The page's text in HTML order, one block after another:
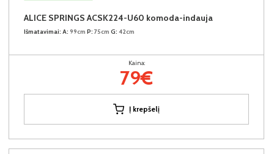
ALICE SPRINGS ACSK224-U60 komoda-indauja
Išmatavimai: A: 99cm P: 75cm G: 42cm
Kaina:
79€
Į krepšelį